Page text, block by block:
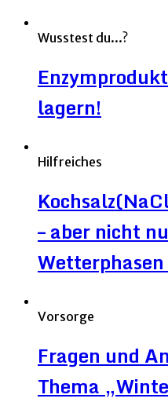
Wusstest du...?
lagern!
Hilfreiches
– aber nicht
Vorsorge
Fragen und
Thema